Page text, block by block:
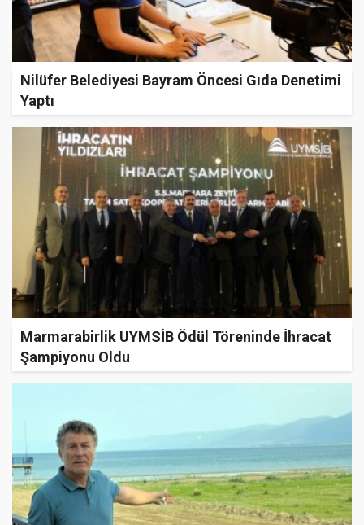
Nilüfer Belediyesi Bayram Öncesi Gıda Denetimi
Yaptı
Marmarabirlik UYMSİB Ödül Töreninde İhracat
Şampiyonu Oldu